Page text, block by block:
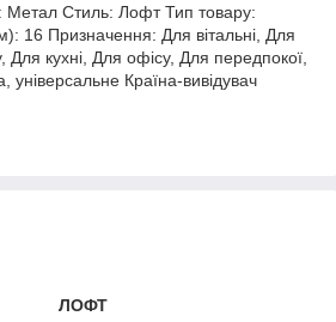
Метал Стиль: Лофт Тип товару:
16 Призначення: Для вітальні, Для
Для кухні, Для офісу, Для передпокої,
універсальне Країна-вивідувач
ЛОФТ